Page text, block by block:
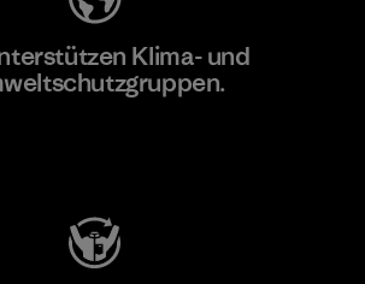
Klima- und